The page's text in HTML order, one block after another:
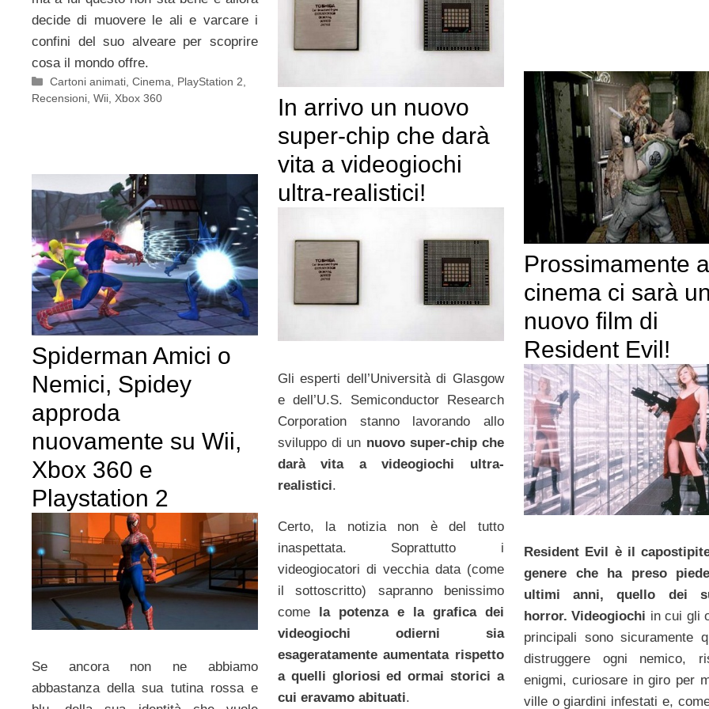
decide di muovere le ali e varcare i
confini del suo alveare per scoprire
cosa il mondo offre.
Categorie
Cartoni animati ,Cinema PlayStation 2
Recensioni Wii Xbox 360
In arrivo un nuovo
super-chip che darà
vita a videogiochi
ultra-realistici!
Gli esperti dell’Università di Glasgow
e dell’U.S. Semiconductor Research
Corporation stanno lavorando allo
sviluppo di un nuovo super-chip che
darà vita a videogiochi ultra-
realistici.
Certo, la notizia non è del tutto
inaspettata. Soprattutto i
videogiocatori di vecchia data (come
il sottoscritto) sapranno benissimo
come
la potenza e la grafica dei
videogiochi odierni sia
esageratamente aumentata rispetto
a quelli gloriosi ed ormai storici a
cui eravamo abituati.
Prossimamente
cinema ci sarà
nuovo film di
Resident Evil!
Resident Evil è il
genere che ha preso
ultimi anni, quello dei
horror. Videogiochi in cui gli
principali sono sicuramente
distruggere ogni nemico,
enigmi, curiosare in giro per
ville o giardini infestati e,
Spiderman Amici o
Nemici, Spidey
approda
nuovamente su Wii,
Xbox 360 e
Playstation 2
Se ancora non ne abbiamo
abbastanza della sua tutina rossa e